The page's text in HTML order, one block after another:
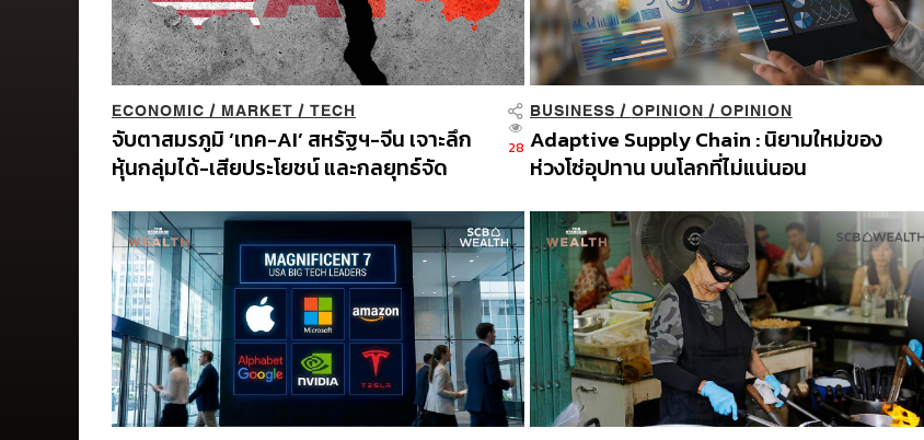
ECONOMIC / MARKET / TECH
จับตาสมรภูมิ ‘เทค-AI’ สหรัฐฯ-จีน เจาะลึก
หุ้นกลุ่มได้-เสียประโยชน์ และกลยุทธ์จัด
28
BUSINESS / OPINION / OPINION
Adaptive Supply Chain : นิยามใหม่ของ
ห่วงโซ่อุปทาน บนโลกที่ไม่แน่นอน